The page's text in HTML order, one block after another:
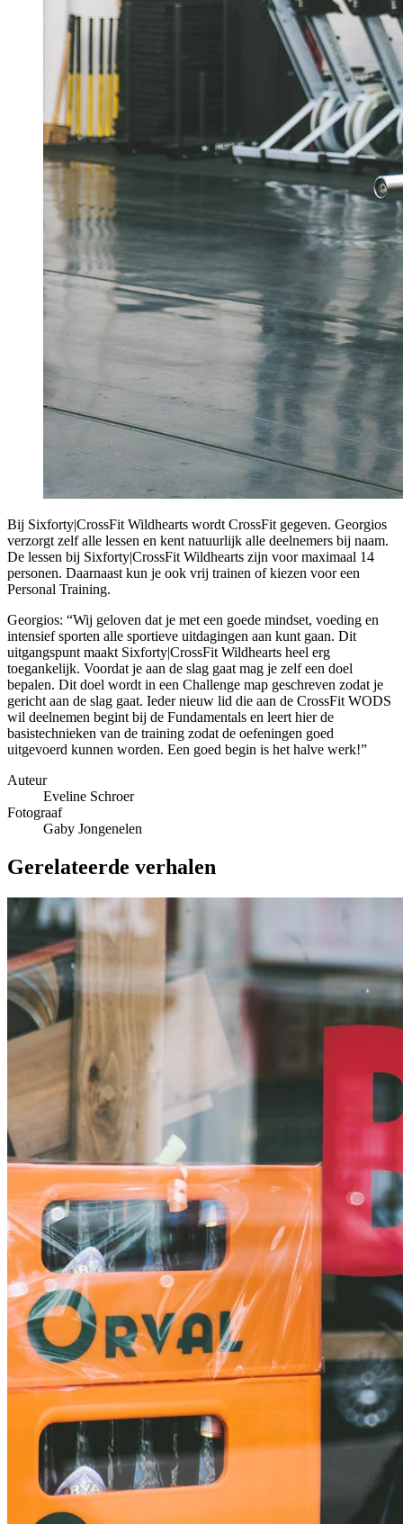
Bij Sixforty|CrossFit Wildhearts wordt CrossFit gegeven. Georgios
verzorgt zelf alle lessen en kent natuurlijk alle deelnemers bij naam.
De lessen bij Sixforty|CrossFit Wildhearts zijn voor maximaal 14
personen. Daarnaast kun je ook vrij trainen of kiezen voor een
Personal Training.
Georgios: “Wij geloven dat je met een goede mindset, voeding en
intensief sporten alle sportieve uitdagingen aan kunt gaan. Dit
uitgangspunt maakt Sixforty|CrossFit Wildhearts heel erg
toegankelijk. Voordat je aan de slag gaat mag je zelf een doel
bepalen. Dit doel wordt in een Challenge map geschreven zodat je
gericht aan de slag gaat. Ieder nieuw lid die aan de CrossFit WODS
wil deelnemen begint bij de Fundamentals en leert hier de
basistechnieken van de training zodat de oefeningen goed
uitgevoerd kunnen worden. Een goed begin is het halve werk!”
Auteur
Eveline Schroer
Fotograaf
Gaby Jongenelen
Gerelateerde verhalen